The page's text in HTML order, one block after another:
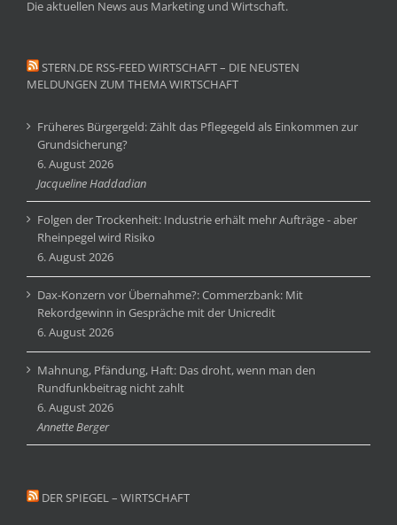
Die aktuellen News aus Marketing und Wirtschaft.
STERN.DE RSS-FEED WIRTSCHAFT – DIE NEUSTEN
MELDUNGEN ZUM THEMA WIRTSCHAFT
Früheres Bürgergeld: Zählt das Pflegegeld als Einkommen zur
Grundsicherung?
6. August 2026
Jacqueline Haddadian
Folgen der Trockenheit: Industrie erhält mehr Aufträge - aber
Rheinpegel wird Risiko
6. August 2026
Dax-Konzern vor Übernahme?: Commerzbank: Mit
Rekordgewinn in Gespräche mit der Unicredit
6. August 2026
Mahnung, Pfändung, Haft: Das droht, wenn man den
Rundfunkbeitrag nicht zahlt
6. August 2026
Annette Berger
DER SPIEGEL – WIRTSCHAFT